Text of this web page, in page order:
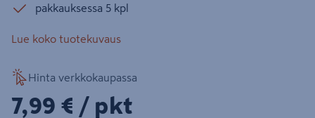
pakkauksessa 5 kpl
Lue koko tuotekuvaus
Hinta verkkokaupassa
7,99€/pkt
7,99 € / pkt